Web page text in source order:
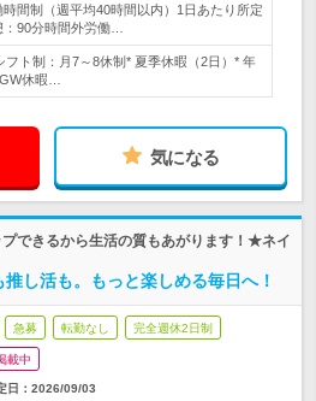
間制（週平均40時間以内）1日あたり所定
90分時間外労働…
フト制：月7～8休制* 夏季休暇（2日）* 年
休暇…
気になる
できるから生活の質もあがります！★ネイ
推し活も。もっと楽しめる毎日へ！
急募 転勤なし 完全週休2日制
載中
日： 2026/09/03